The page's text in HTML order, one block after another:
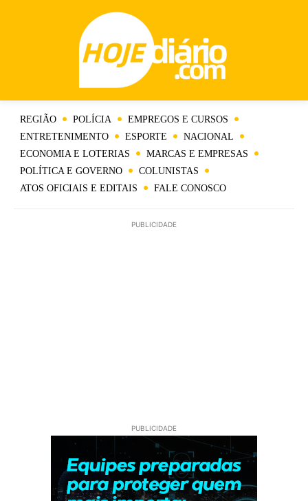
REGIÃO POLÍCIA
EMPREGOS E CURSOS
ENTRETENIMENTO
ESPORTE
NACIONAL
ECONOMIA E LOTERIAS
MARCAS E EMPRESAS
POLÍTICA E GOVERNO
COLUNISTAS
ATOS OFICIAIS E EDITAIS
FALE CONOSCO
PUBLICIDADE
PUBLICIDADE